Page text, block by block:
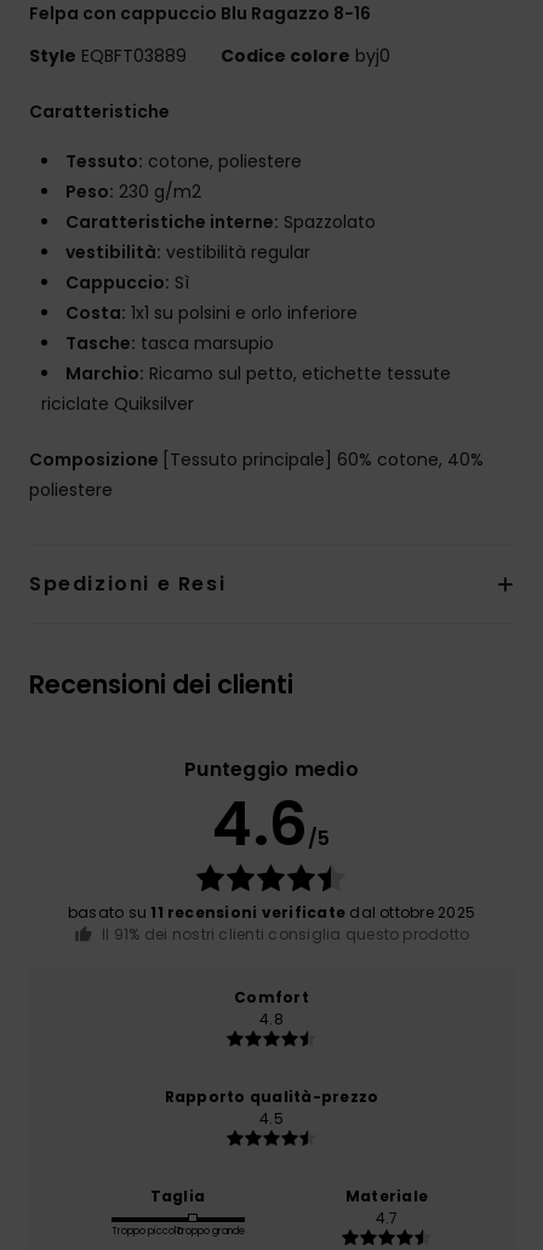
Felpa con cappuccio Blu Ragazzo 8-16
Style EQBFT03889 Codice colore byj0
Caratteristiche
Tessuto: cotone, poliestere
Peso: 230 g/m2
Caratteristiche interne: Spazzolato
vestibilità: vestibilità regular
Cappuccio: Sì
Costa: 1x1 su polsini e orlo inferiore
Tasche: tasca marsupio
Marchio: Ricamo sul petto, etichette tessute
riciclate Quiksilver
Composizione [Tessuto principale] 60% cotone, 40%
poliestere
Spedizioni e Resi
Recensioni dei clienti
Punteggio medio
4.6/5
basato su 11 recensioni verificate dal ottobre 2025
Il 91% dei nostri clienti consiglia questo prodotto
Comfort
4.8
Rapporto qualità-prezzo
4.5
Taglia
Troppo piccoloTroppo grande
Materiale
4.7